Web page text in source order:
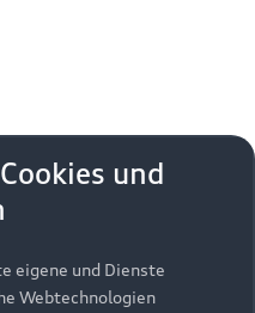
Zurück nach oben
und
eigene und Dienste
Webtechnologien